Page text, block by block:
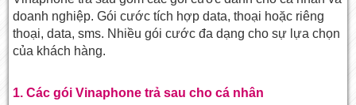
doanh nghiệp. Gói cước tích hợp data, thoại hoặc riêng
thoại, data, sms. Nhiều gói cước đa dạng cho sự lựa chọn
của khách hàng.
1. Các gói Vinaphone trả sau cho cá nhân